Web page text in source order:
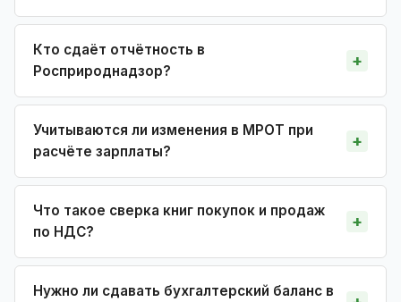
Кто сдаёт отчётность в
Росприроднадзор?
Учитываются ли изменения в МРОТ при
расчёте зарплаты?
Что такое сверка книг покупок и продаж
по НДС?
Нужно ли сдавать бухгалтерский баланс в